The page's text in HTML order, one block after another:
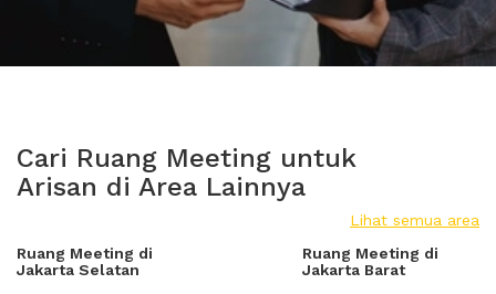
Cari Ruang Meeting untuk
Arisan di Area Lainnya
Lihat semua area
Ruang Meeting di
Jakarta Selatan
Ruang Meeting di
Jakarta Barat